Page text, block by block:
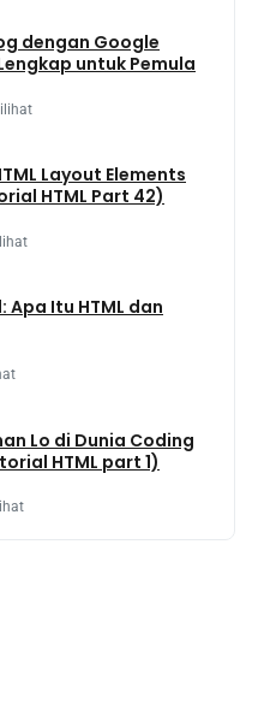
dengan Google
untuk Pemula
Layout Elements
HTML Part 42)
Apa Itu HTML dan
Lo di Dunia Coding
HTML part 1)